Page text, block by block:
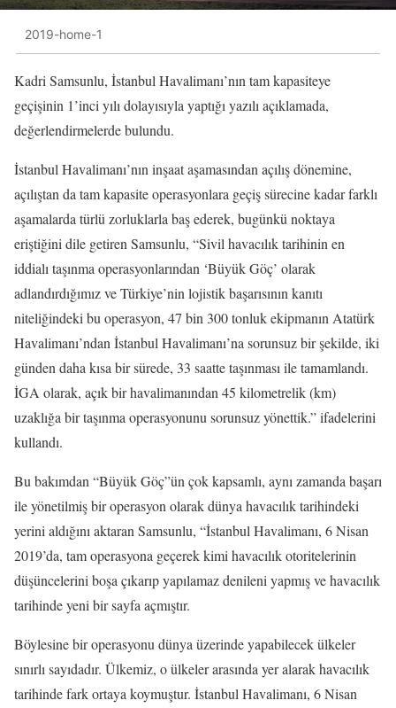
2019-home-1
Kadri Samsunlu, İstanbul Havalimanı’nın tam kapasiteye
geçişinin 1’inci yılı dolayısıyla yaptığı yazılı açıklamada,
değerlendirmelerde bulundu.
İstanbul Havalimanı’nın inşaat aşamasından açılış dönemine,
açılıştan da tam kapasite operasyonlara geçiş sürecine kadar farklı
aşamalarda türlü zorluklarla baş ederek, bugünkü noktaya
eriştiğini dile getiren Samsunlu, “Sivil havacılık tarihinin en
iddialı taşınma operasyonlarından ‘Büyük Göç’ olarak
adlandırdığımız ve Türkiye’nin lojistik başarısının kanıtı
niteliğindeki bu operasyon, 47 bin 300 tonluk ekipmanın Atatürk
Havalimanı’ndan İstanbul Havalimanı’na sorunsuz bir şekilde, iki
günden daha kısa bir sürede, 33 saatte taşınması ile tamamlandı.
İGA olarak, açık bir havalimanından 45 kilometrelik (km)
uzaklığa bir taşınma operasyonunu sorunsuz yönettik.” ifadelerini
kullandı.
Bu bakımdan “Büyük Göç”ün çok kapsamlı, aynı zamanda başarı
ile yönetilmiş bir operasyon olarak dünya havacılık tarihindeki
yerini aldığını aktaran Samsunlu, “İstanbul Havalimanı, 6 Nisan
2019’da, tam operasyona geçerek kimi havacılık otoritelerinin
düşüncelerini boşa çıkarıp yapılamaz denileni yapmış ve havacılık
tarihinde yeni bir sayfa açmıştır.
Böylesine bir operasyonu dünya üzerinde yapabilecek ülkeler
sınırlı sayıdadır. Ülkemiz, o ülkeler arasında yer alarak havacılık
tarihinde fark ortaya koymuştur. İstanbul Havalimanı, 6 Nisan